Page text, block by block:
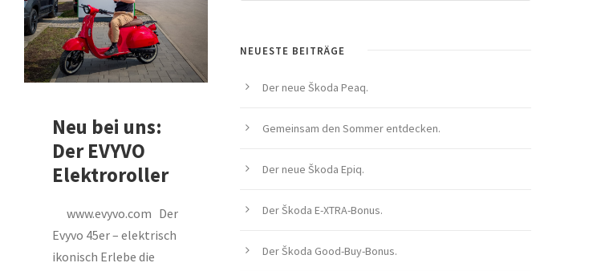
Neu bei uns:
Der EVYVO
Elektroroller
www.evyvo.com Der
Evyvo 45er – elektrisch
ikonisch Erlebe die
NEUESTE BEITRÄGE
Der neue Škoda Peaq.
Gemeinsam den Sommer entdecken.
Der neue Škoda Epiq.
Der Škoda E-XTRA-Bonus.
Der Škoda Good-Buy-Bonus.